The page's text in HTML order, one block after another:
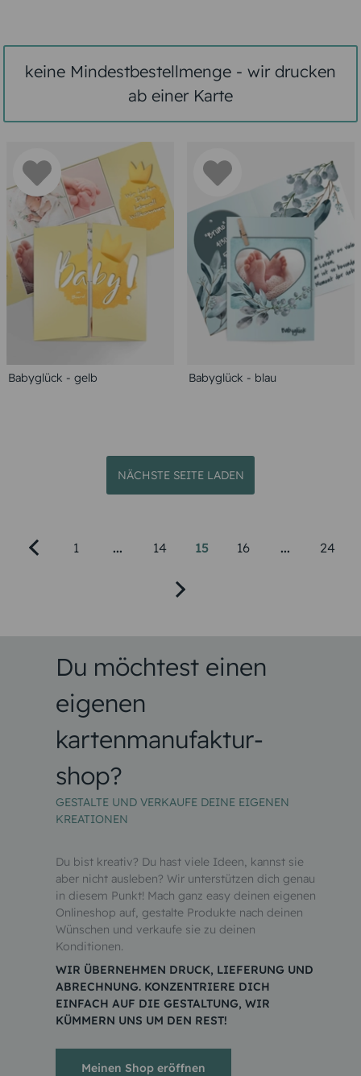
keine Mindestbestellmenge - wir drucken
ab einer Karte
Babyglück - gelb Babyglück - blau
NÄCHSTE SEITE LADEN
1 ... 14 15 16 ... 24
Du möchtest einen
eigenen
kartenmanufaktur-
shop?
GESTALTE UND VERKAUFE DEINE EIGENEN
KREATIONEN
Du bist kreativ? Du hast viele Ideen, kannst sie
aber nicht ausleben? Wir unterstützen dich genau
in diesem Punkt! Mach ganz easy deinen eigenen
Onlineshop auf, gestalte Produkte nach deinen
Wünschen und verkaufe sie zu deinen
Konditionen.
WIR ÜBERNEHMEN DRUCK, LIEFERUNG UND
ABRECHNUNG. KONZENTRIERE DICH
EINFACH AUF DIE GESTALTUNG, WIR
KÜMMERN UNS UM DEN REST!
Meinen Shop eröffnen